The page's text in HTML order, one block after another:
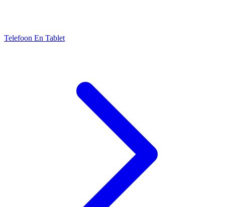
Telefoon En Tablet